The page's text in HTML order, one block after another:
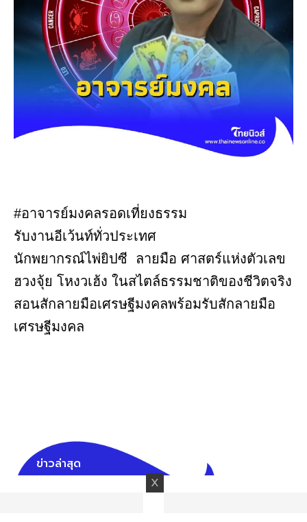
#อาจารย์มงคลรอดเที่ยงธรรม
รับงานอีเว้นท์ทั่วประเทศ
นักพยากรณ์ไพ่ยิปซี ลายมือ ศาสตร์แห่งตัวเลข
ฮวงจุ้ย โหงวเฮ้ง ในสไตล์ธรรมชาติของชีวิตจริง
สอนสักลายมือเศรษฐีมงคลพร้อมรับสักลายมือ
เศรษฐีมงคล
ข่าวล่าสุด